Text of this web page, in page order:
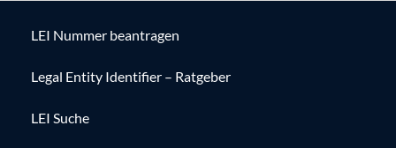
LEI Nummer beantragen
Legal Entity Identifier – Ratgeber
LEI Suche